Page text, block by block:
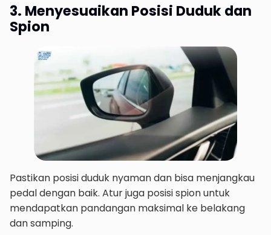
3. Menyesuaikan Posisi Duduk dan
Spion
Pastikan posisi duduk nyaman dan bisa menjangkau
pedal dengan baik. Atur juga posisi spion untuk
mendapatkan pandangan maksimal ke belakang
dan samping.